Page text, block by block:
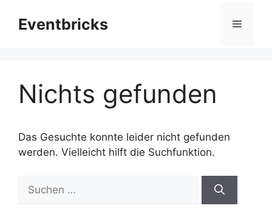
InhaltEventbricks Menü
Nichts gefunden
Das Gesuchte konnte leider nicht gefunden
werden. Vielleicht hilft die Suchfunktion.
nach: